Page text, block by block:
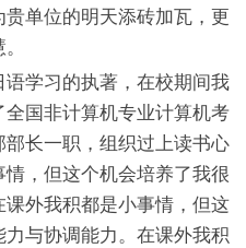
单位的明天添砖加瓦，更
学习的执著，在校期间我
国非计算机专业计算机考
长一职，组织过上读书心
，但这个机会培养了我很
外我积都是小事情，但这
与协调能力。在课外我积